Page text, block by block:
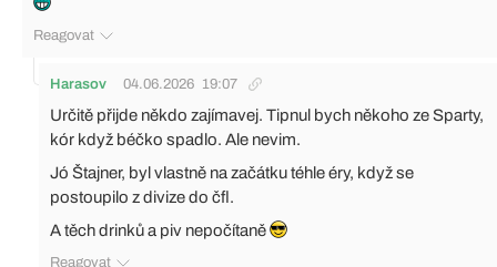
Reagovat
Harasov 04.06.2026 19:07
Určitě přijde někdo zajímavej. Tipnul bych někoho ze Sparty,
kór když béčko spadlo. Ale nevim.
Jó Štajner, byl vlastně na začátku téhle éry, když se
postoupilo z divize do čfl.
A těch drinků a piv nepočítaně
Reagovat